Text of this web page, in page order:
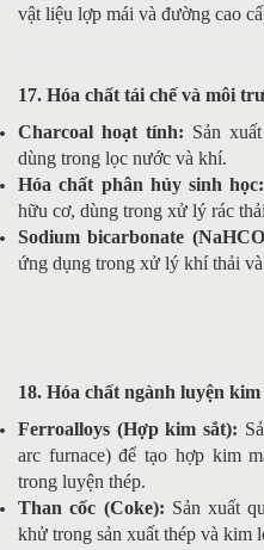
vật liệu lợp mái và đường cao
17. Hóa chất tái chế và môi
Charcoal hoạt tính: Sản
dùng trong lọc nước và khí.
Hóa chất phân hủy sinh học:
hữu cơ, dùng trong xử lý rác
Sodium bicarbonate
ứng dụng trong xử lý khí thải
18. Hóa chất ngành luyện
Ferroalloys (Hợp kim sắt):
arc furnace) để tạo hợp kim
trong luyện thép.
Than cốc (Coke): Sản xuất
khử trong sản xuất thép và kim